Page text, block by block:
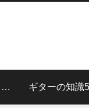
３段階で上達！【ギターレッスン】 ギターの知識